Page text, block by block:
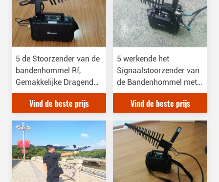
5 de Stoorzender van de
bandenhommel Rf,
Gemakkelijke Dragende
Blocker van het
Hommelsignaal met
Vind de beste prijs
5 werkende het
Signaalstoorzender van
de Bandenhommel met 1
Uur Ononderbroken
Werktijden
Vind de beste prijs